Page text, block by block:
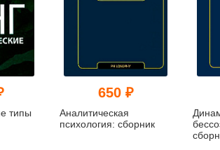
типы
650 ₽
Аналитическая
психология: сборник